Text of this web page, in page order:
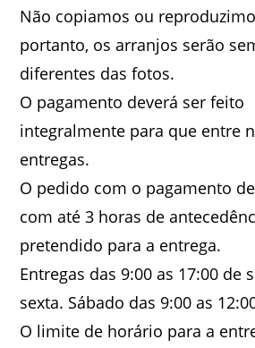
Não copiamos ou
portanto, os arranjos serão
diferentes das fotos.
O pagamento deverá ser feito
integralmente para que entre
entregas.
O pedido com o pagamento
com até 3 horas de
pretendido para a entrega.
Entregas das 9:00 as 17:00 de
sexta. Sábado das 9:00 as
O limite de horário para a